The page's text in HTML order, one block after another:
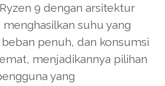
9 dengan arsitektur
suhu yang
penuh, dan konsumsi
menjadikannya pilihan
yang